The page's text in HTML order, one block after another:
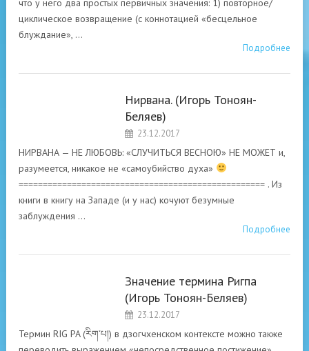
что у него два простых первичных значения: 1) повторное/
циклическое возвращение (с коннотацией «бесцельное
блуждание», …
Подробнее
Нирвана. (Игорь Тоноян-
Беляев)
23.12.2017
НИРВАНА — НЕ ЛЮБОВЬ: «СЛУЧИТЬСЯ ВЕСНОЮ» НЕ МОЖЕТ и,
разумеется, никакое не «самоубийство духа»
=================================================== . Из
книги в книгу на Западе (и у нас) кочуют безумные
заблуждения …
Подробнее
Значение термина Ригпа
(Игорь Тоноян-Беляев)
23.12.2017
Термин RIG PA (རིག་པ།) в дзогчхенском контексте можно также